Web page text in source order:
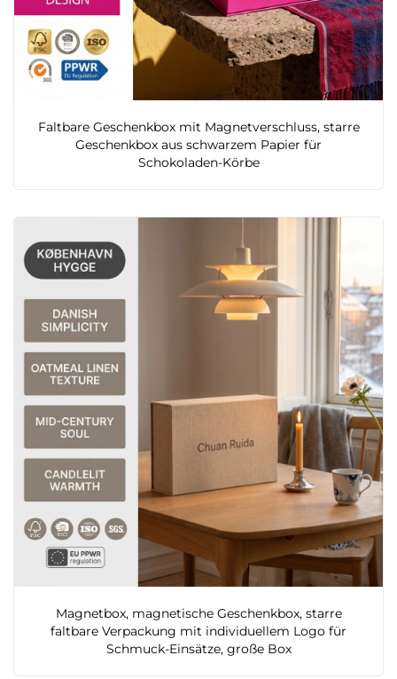
Faltbare Geschenkbox mit Magnetverschluss, starre
Geschenkbox aus schwarzem Papier für
Schokoladen-Körbe
Magnetbox, magnetische Geschenkbox, starre
faltbare Verpackung mit individuellem Logo für
Schmuck-Einsätze, große Box